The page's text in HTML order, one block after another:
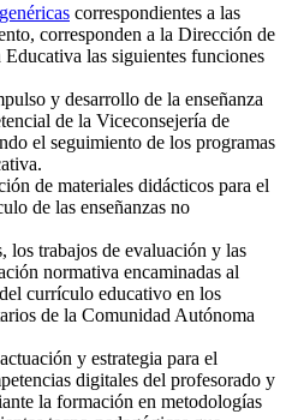
correspondientes a las
corresponden a la Dirección de
las siguientes funciones
y desarrollo de la enseñanza
de la Viceconsejería de
el seguimiento de los programas
de materiales didácticos para el
de las enseñanzas no
los trabajos de evaluación y las
normativa encaminadas al
currículo educativo en los
de la Comunidad Autónoma
y estrategia para el
digitales del profesorado y
la formación en metodologías